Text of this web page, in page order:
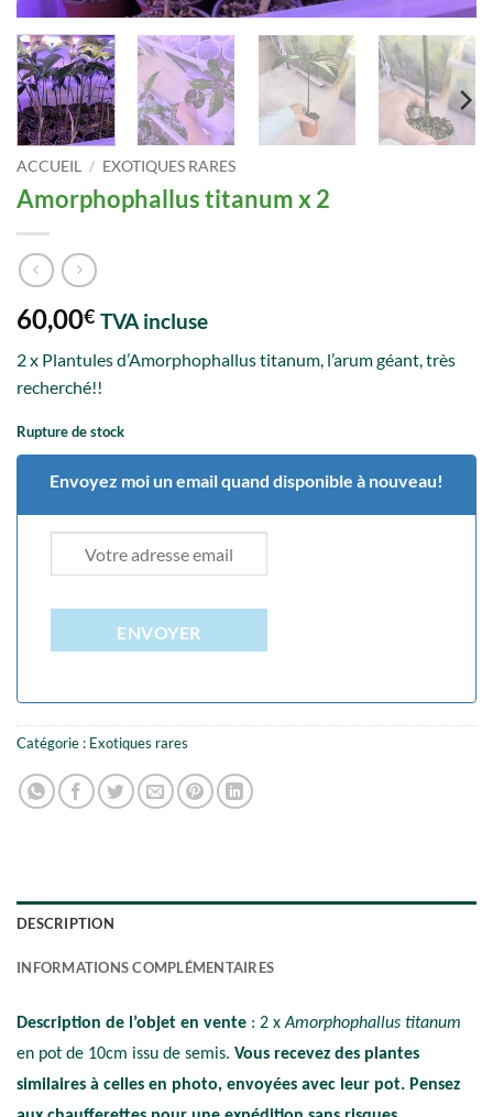
ACCUEIL / EXOTIQUES RARES
Amorphophallus titanum x 2
60,00€ TVA incluse
2 x Plantules d’Amorphophallus titanum, l’arum géant, très
recherché!!
Rupture de stock
Envoyez moi un email quand disponible à nouveau!
ENVOYER
Catégorie : Exotiques rares
DESCRIPTION
INFORMATIONS COMPLÉMENTAIRES
Description de l’objet en vente : 2 xAmorphophallus titanum
en pot de 10cm issu de semis. Vous recevez des plantes
similaires à celles en photo, envoyées avec leur pot. Pensez